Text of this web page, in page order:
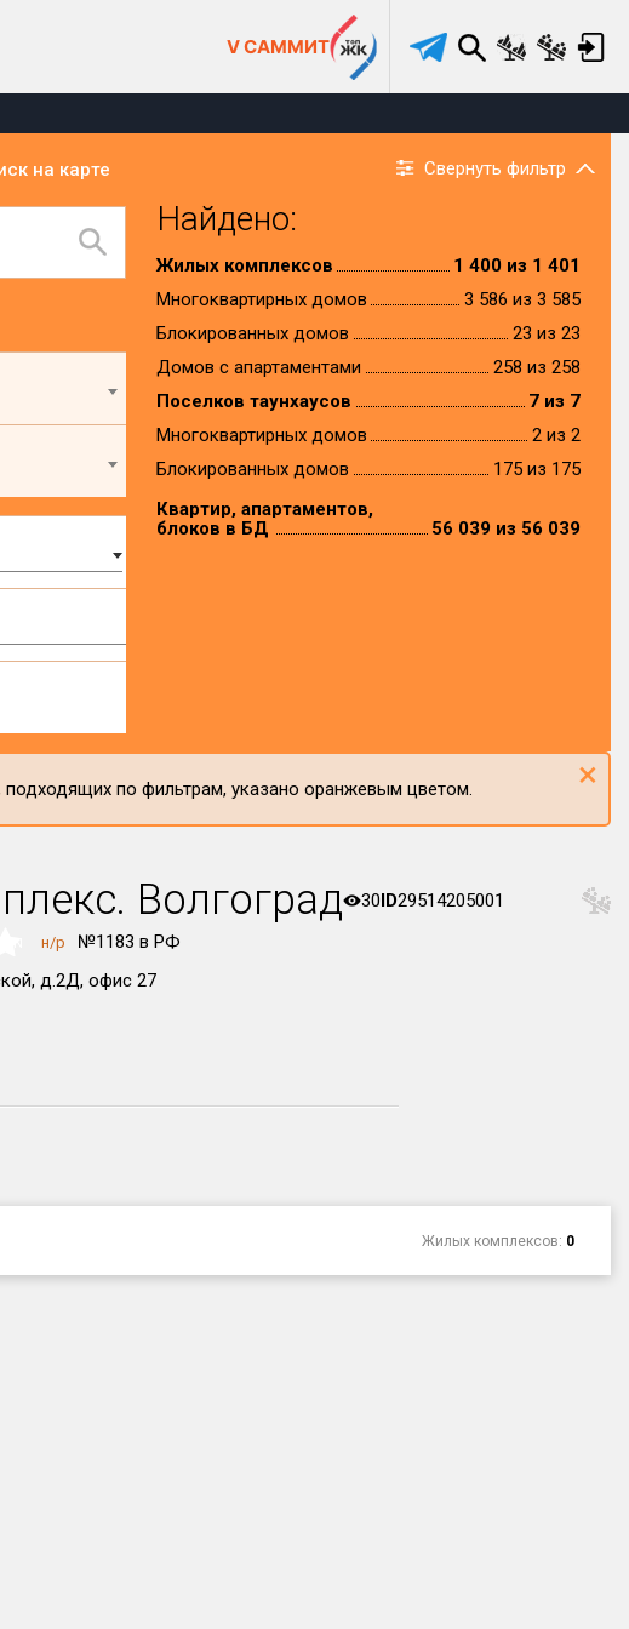
V САММИТ
на карте Свернуть фильтр
Найдено:
Жилых комплексов
1 400 из 1 401
Многоквартирных домов
3 586 из 3 585
Блокированных домов
23 из 23
Домов с апартаментами
258 из 258
Поселков таунхаусов
7 из 7
Многоквартирных домов
2 из 2
Блокированных домов
175 из 175
Квартир, апартаментов,
блоков в БД
56 039 из 56 039
подходящих по фильтрам, указано оранжевым цветом. ×
Волгоград 30ID29514205001
н/р
№1183 в РФ
д.2Д, офис 27
Жилых комплексов: 0